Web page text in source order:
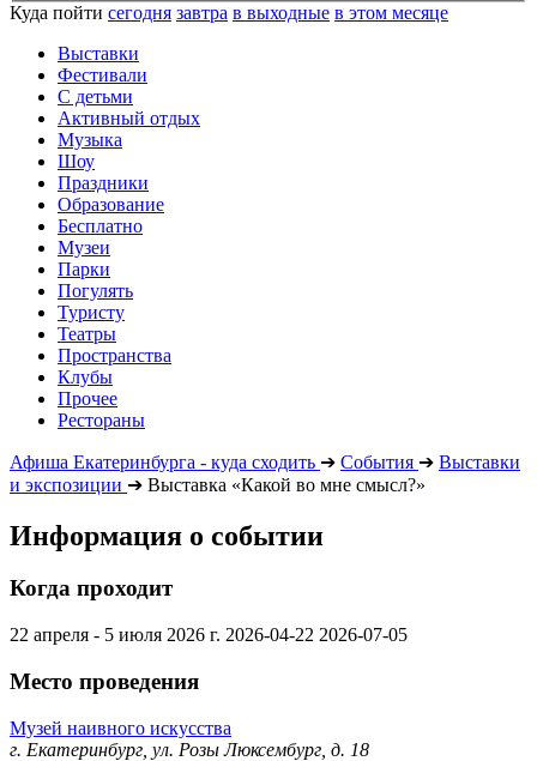
Куда пойти сегодня завтра в выходные в этом месяце
Выставки
Фестивали
С детьми
Активный отдых
Музыка
Шоу
Праздники
Образование
Бесплатно
Музеи
Парки
Погулять
Туристу
Театры
Пространства
Клубы
Прочее
Рестораны
Афиша Екатеринбурга - куда сходить ➔ События ➔ Выставки
и экспозиции ➔ Выставка «Какой во мне смысл?»
Информация о событии
Когда проходит
22 апреля - 5 июля 2026 г. 2026-04-22 2026-07-05
Место проведения
Музей наивного искусства
г. Екатеринбург, ул. Розы Люксембург, д. 18